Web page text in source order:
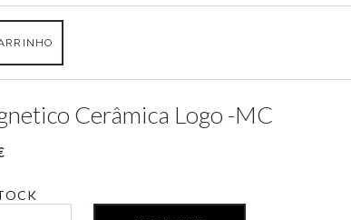
Cerâmica Logo -MC